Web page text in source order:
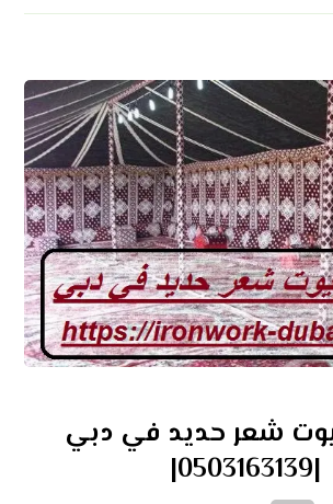
شعر حديد في دبي
|0503163139|